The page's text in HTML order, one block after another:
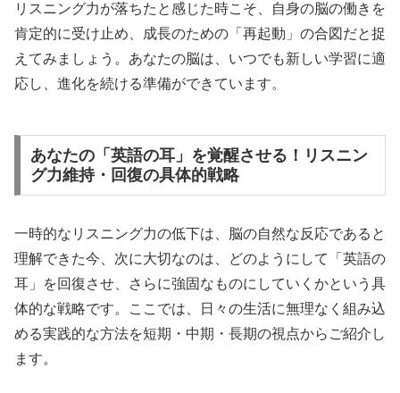
リスニング力が落ちたと感じた時こそ、自身の脳の働きを
肯定的に受け止め、成長のための「再起動」の合図だと捉
えてみましょう。あなたの脳は、いつでも新しい学習に適
応し、進化を続ける準備ができています。
あなたの「英語の耳」を覚醒させる！リスニン
グ力維持・回復の具体的戦略
一時的なリスニング力の低下は、脳の自然な反応であると
理解できた今、次に大切なのは、どのようにして「英語の
耳」を回復させ、さらに強固なものにしていくかという具
体的な戦略です。ここでは、日々の生活に無理なく組み込
める実践的な方法を短期・中期・長期の視点からご紹介し
ます。